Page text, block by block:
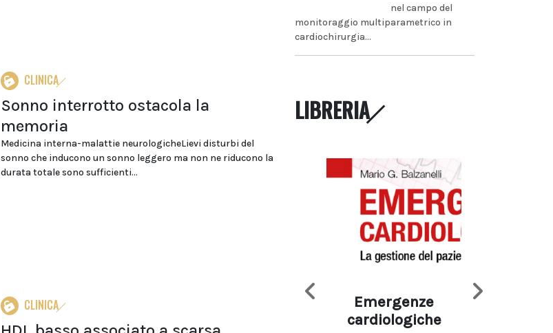
CLINICA
Sonno interrotto ostacola la
memoria
Medicina interna-malattie neurologicheLievi disturbi del
sonno che inducono un sonno leggero ma non ne riducono la
durata totale sono sufficienti...
CLINICA
nel campo del
monitoraggio multiparametrico in
cardiochirurgia...
LIBRERIA
Emergenze
cardiologiche